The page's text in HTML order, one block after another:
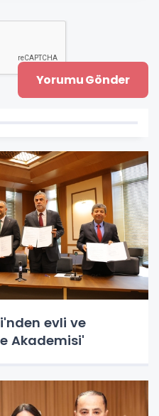
evli ve
Akademisi'